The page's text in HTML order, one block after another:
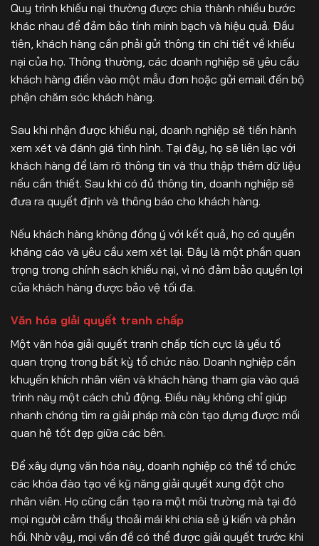
Quy trình khiếu nại thường được chia thành nhiều bước
khác nhau để đảm bảo tính minh bạch và hiệu quả. Đầu
tiên, khách hàng cần phải gửi thông tin chi tiết về khiếu
nại của họ. Thông thường, các doanh nghiệp sẽ yêu cầu
khách hàng điền vào một mẫu đơn hoặc gửi email đến bộ
phận chăm sóc khách hàng.
Sau khi nhận được khiếu nại, doanh nghiệp sẽ tiến hành
xem xét và đánh giá tình hình. Tại đây, họ sẽ liên lạc với
khách hàng để làm rõ thông tin và thu thập thêm dữ liệu
nếu cần thiết. Sau khi có đủ thông tin, doanh nghiệp sẽ
đưa ra quyết định và thông báo cho khách hàng.
Nếu khách hàng không đồng ý với kết quả, họ có quyền
kháng cáo và yêu cầu xem xét lại. Đây là một phần quan
trọng trong chính sách khiếu nại, vì nó đảm bảo quyền lợi
của khách hàng được bảo vệ tối đa.
Văn hóa giải quyết tranh chấp
Một văn hóa giải quyết tranh chấp tích cực là yếu tố
quan trọng trong bất kỳ tổ chức nào. Doanh nghiệp cần
khuyến khích nhân viên và khách hàng tham gia vào quá
trình này một cách chủ động. Điều này không chỉ giúp
nhanh chóng tìm ra giải pháp mà còn tạo dựng được mối
quan hệ tốt đẹp giữa các bên.
Để xây dựng văn hóa này, doanh nghiệp có thể tổ chức
các khóa đào tạo về kỹ năng giải quyết xung đột cho
nhân viên. Họ cũng cần tạo ra một môi trường mà tại đó
mọi người cảm thấy thoải mái khi chia sẻ ý kiến và phản
hồi. Nhờ vậy, mọi vấn đề có thể được giải quyết trước khi